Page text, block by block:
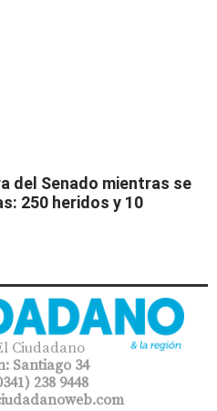
del Senado mientras se
250 heridos y 10
Ciudadano
Santiago 34
238 9448